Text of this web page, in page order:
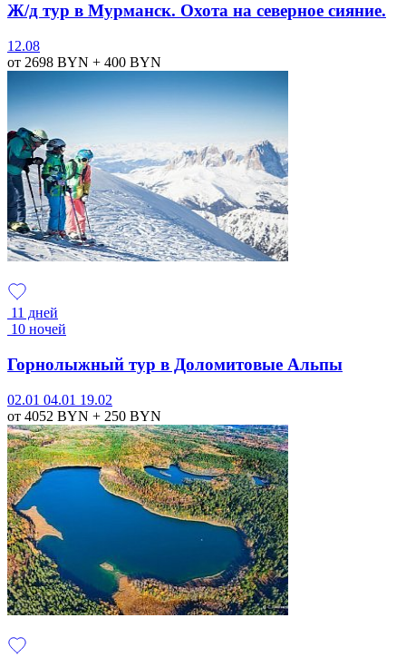
Ж/д тур в Мурманск. Охота на северное сияние.
12.08
от 2698 BYN + 400 BYN
11 дней
10 ночей
Горнолыжный тур в Доломитовые Альпы
02.01 04.01 19.02
от 4052 BYN + 250 BYN